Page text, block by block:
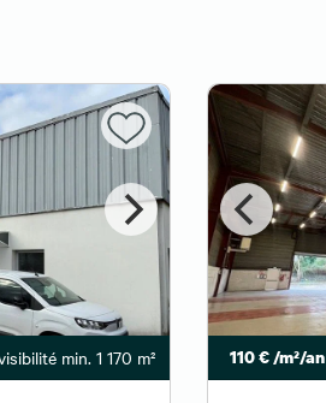
min. 1 170 m² 110 € /m²/an